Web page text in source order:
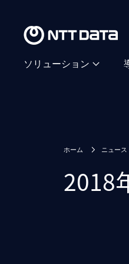
ソリューション
ホーム ニュース
2018